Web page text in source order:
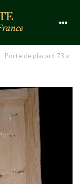
Porte de placard 73 x